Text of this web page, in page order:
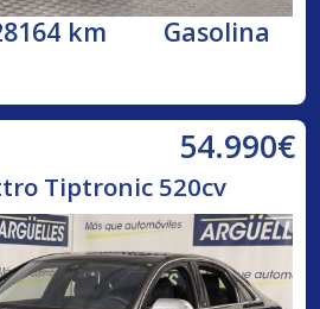
km Gasolina
54.990€
Tiptronic 520cv